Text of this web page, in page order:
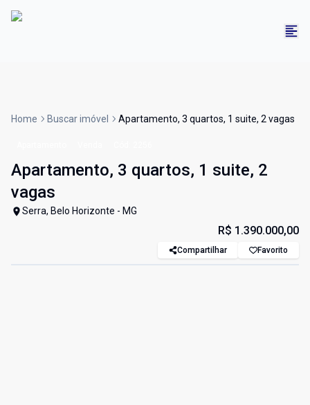
Home Buscar imóvel Apartamento, 3 quartos, 1 suite, 2 vagas
Apartamento, 3 quartos, 1 suite, 2
vagas
Serra, Belo Horizonte - MG
R$ 1.390.000,00
Compartilhar Favorito